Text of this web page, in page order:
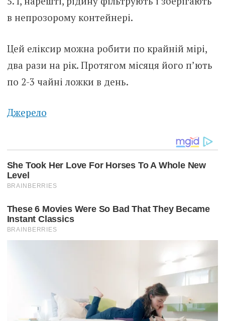
в непрозорому контейнері.
Цей еліксир можна робити по крайній мірі,
два рази на рік. Протягом місяця його п’ють
по 2-3 чайні ложки в день.
Джерело